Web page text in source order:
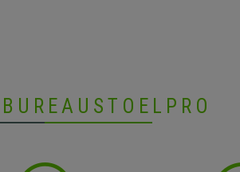
BUREAUSTOELPRO